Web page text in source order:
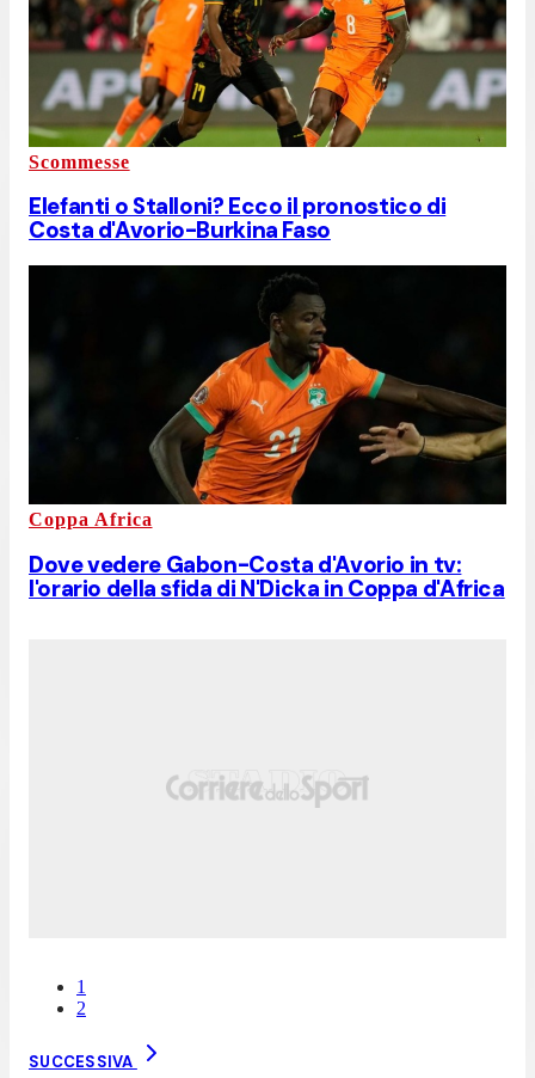
Scommesse
Elefanti o Stalloni? Ecco il pronostico di
Costa d'Avorio-Burkina Faso
Coppa Africa
Dove vedere Gabon-Costa d'Avorio in tv:
l'orario della sfida di N'Dicka in Coppa d'Africa
1
2
SUCCESSIVA